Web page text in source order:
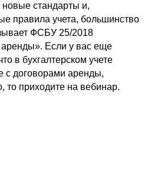
новые стандарты и,
правила учета, большинство
ФСБУ 25/2018
аренды». Если у вас еще
в бухгалтерском учете
с договорами аренды,
то приходите на вебинар.